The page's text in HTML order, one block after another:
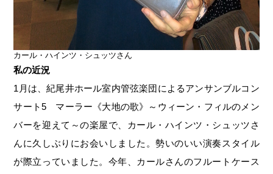
カール・ハインツ・シュッツさん
私の近況
1月は、紀尾井ホール室内管弦楽団によるアンサンブルコン
サート5 マーラー《大地の歌》～ウィーン・フィルのメン
バーを迎えて～の楽屋で、カール・ハインツ・シュッツさ
んに久しぶりにお会いしました。勢いのいい演奏スタイル
が際立っていました。今年、カールさんのフルートケース